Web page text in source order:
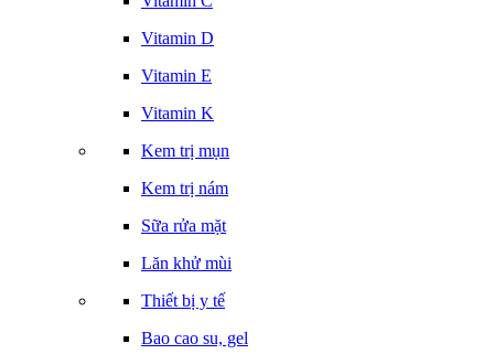
Vitamin D
Vitamin E
Vitamin K
Kem trị mụn
Kem trị nám
Sữa rửa mặt
Lăn khử mùi
Thiết bị y tế
Bao cao su, gel